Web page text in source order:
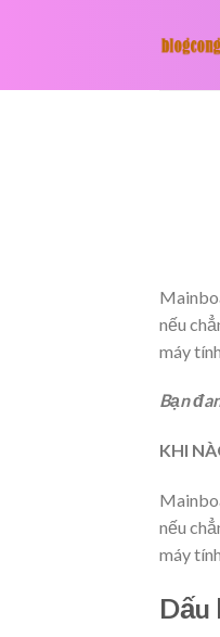
nếu
máy
Bạn
KHI
nếu
máy
Dấu